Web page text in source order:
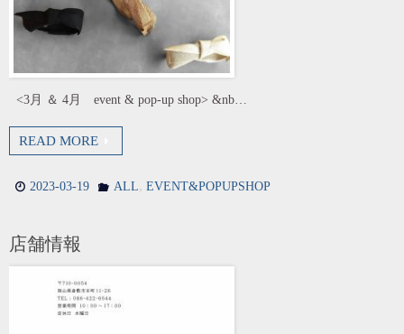
<3月 ＆ 4月 event & pop-up shop> &nb…
READ MORE
2023-03-19 ALL, EVENT&POPUPSHOP
店舗情報